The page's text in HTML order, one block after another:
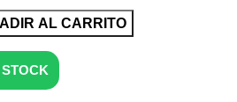
AL CARRITO